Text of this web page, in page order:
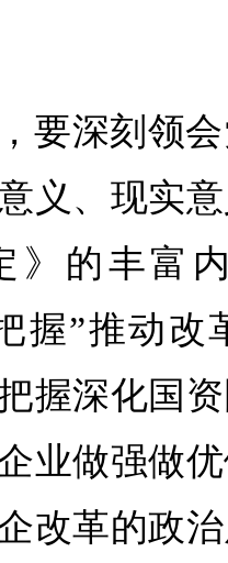
要深刻领
义、现实
》的丰富
握”推动改
握深化国
业做强做
改革的政